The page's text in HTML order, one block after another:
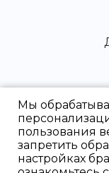
Мы
пользования
запретить
настройках